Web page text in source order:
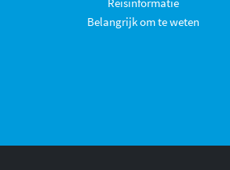
Belangrijk om te weten